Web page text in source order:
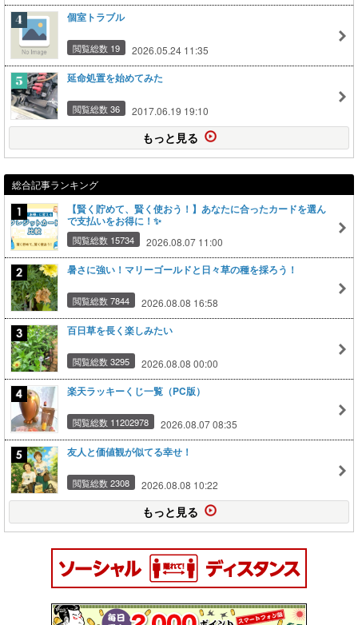
個室トラブル
閲覧総数 19 2026.05.24 11:35
延命処置を始めてみた
閲覧総数 36 2017.06.19 19:10
もっと見る
総合記事ランキング
【賢く貯めて、賢く使おう！】あなたに合ったカードを選ん
で支払いをお得に！✨
閲覧総数 15734 2026.08.07 11:00
暑さに強い！マリーゴールドと日々草の種を採ろう！
閲覧総数 7844 2026.08.08 16:58
百日草を長く楽しみたい
閲覧総数 3295 2026.08.08 00:00
楽天ラッキーくじ一覧（PC版）
閲覧総数 11202978 2026.08.07 08:35
友人と価値観が似てる幸せ！
閲覧総数 2308 2026.08.08 10:22
もっと見る